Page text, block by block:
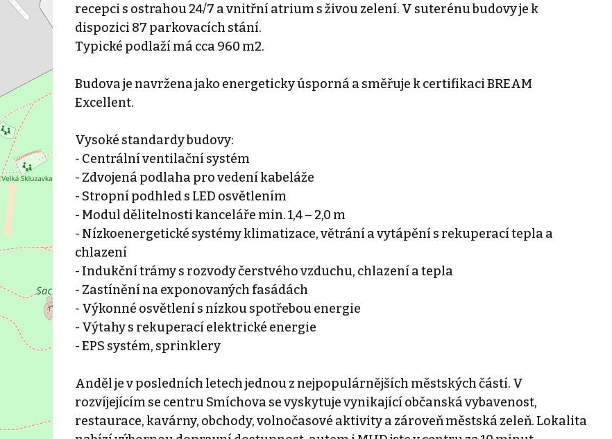
recepci s ostrahou 24/7 a vnitřní atrium s živou zelení. V suterénu budovy je k
dispozici 87 parkovacích stání.
Typické podlaží má cca 960 m2.
Budova je navržena jako energeticky úsporná a směřuje k certifikaci BREAM
Excellent.
Vysoké standardy budovy:
- Centrální ventilační systém
- Zdvojená podlaha pro vedení kabeláže
- Stropní podhled s LED osvětlením
- Modul dělitelnosti kanceláře min. 1,4 – 2,0 m
- Nízkoenergetické systémy klimatizace, větrání a vytápění s rekuperací tepla a
chlazení
- Indukční trámy s rozvody čerstvého vzduchu, chlazení a tepla
- Zastínění na exponovaných fasádách
- Výkonné osvětlení s nízkou spotřebou energie
- Výtahy s rekuperací elektrické energie
- EPS systém, sprinklery
Anděl je v posledních letech jednou z nejpopulárnějších městských částí. V
rozvíjejícím se centru Smíchova se vyskytuje vynikající občanská vybavenost,
restaurace, kavárny, obchody, volnočasové aktivity a zároveň městská zeleň. Lokalita